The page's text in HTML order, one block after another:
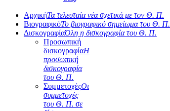
ΑρχικήΤα τελευταία νέα σχετικά με τον Θ. Π.
ΒιογραφικόΤο βιογραφικό σημείωμα του Θ. Π.
ΔισκογραφίαΌλη η δισκογραφία του Θ. Π.
Προσωπική
δισκογραφίαΗ
προσωπική
δισκογραφία
του Θ. Π.
ΣυμμετοχέςΟι
συμμετοχές
του Θ. Π. σε